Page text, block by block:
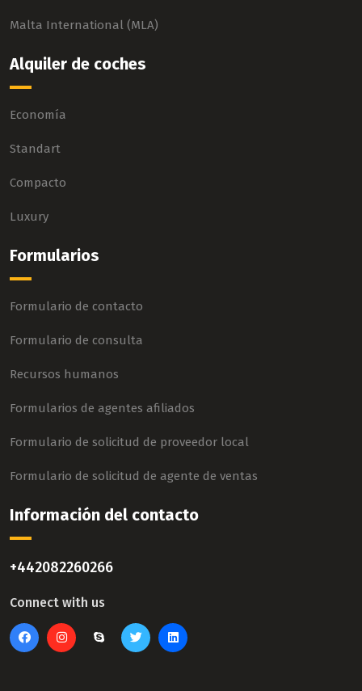
Malta International (MLA)
Alquiler de coches
Economía
Standart
Compacto
Luxury
Formularios
Formulario de contacto
Formulario de consulta
Recursos humanos
Formularios de agentes afiliados
Formulario de solicitud de proveedor local
Formulario de solicitud de agente de ventas
Información del contacto
+442082260266
Connect with us